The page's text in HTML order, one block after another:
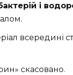
і
всередині
скасовано.